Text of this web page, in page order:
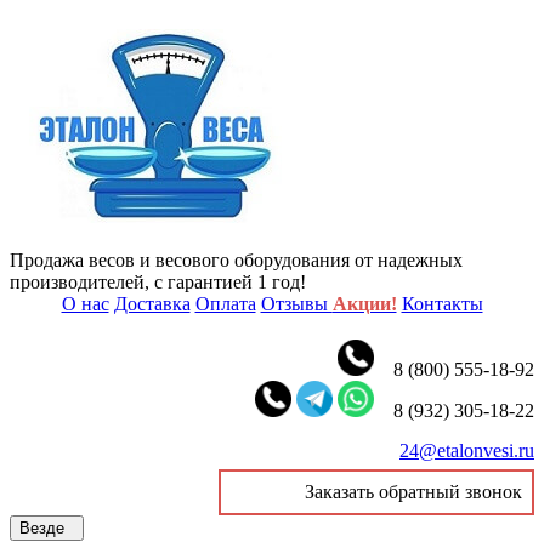
Продажа весов и весового оборудования от надежных
производителей, с гарантией 1 год!
О нас Доставка Оплата Отзывы Акции! Контакты
8 (800) 555-18-92
8 (932) 305-18-22
24@etalonvesi.ru
Заказать обратный звонок
Везде